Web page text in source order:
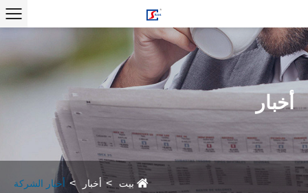
أخبار
بيت أخبار أخبار الشركة